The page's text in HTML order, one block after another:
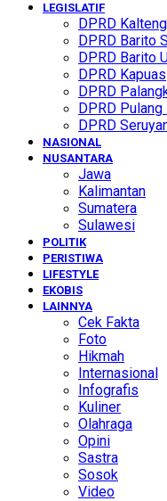
LEGISLATIF
DPRD Kalteng
DPRD Barito
DPRD Barito
DPRD Kapuas
DPRD
DPRD
DPRD
NASIONAL
NUSANTARA
Jawa
Kalimantan
Sumatera
Sulawesi
POLITIK
PERISTIWA
LIFESTYLE
EKOBIS
LAINNYA
Cek Fakta
Foto
Hikmah
Internasional
Infografis
Kuliner
Olahraga
Opini
Sastra
Sosok
Video